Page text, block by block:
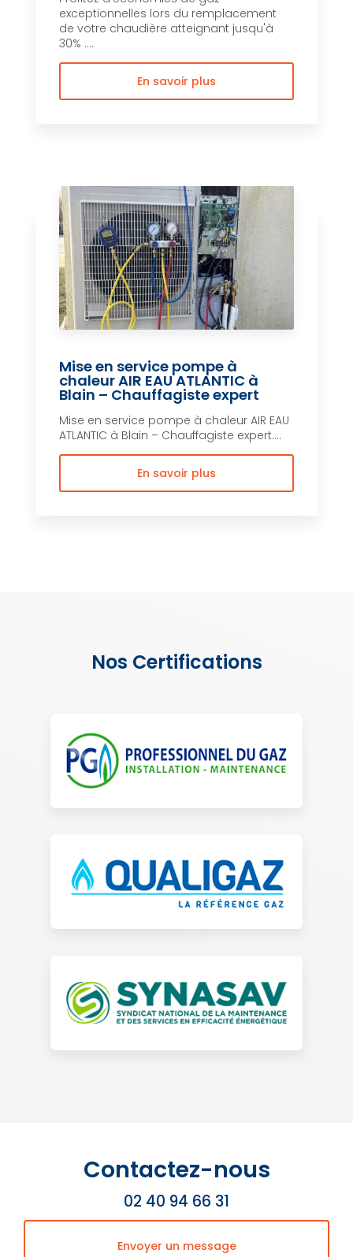
exceptionnelles lors du remplacement
de votre chaudière atteignant jusqu'à
30% ....
En savoir plus
Mise en service pompe à
chaleur AIR EAU ATLANTIC à
Blain – Chauffagiste expert
Mise en service pompe à chaleur AIR EAU
ATLANTIC à Blain – Chauffagiste expert....
En savoir plus
Nos Certifications
Contactez-nous
02 40 94 66 31
Envoyer un message